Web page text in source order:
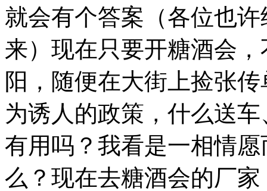
就会有个答案（各位也
来）现在只要开糖酒会
阳，随便在大街上捡张
为诱人的政策，什么送
有用吗？我看是一相情
么？现在去糖酒会的厂